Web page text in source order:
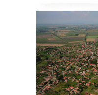
KÉPVISELŐ-TESTÜLET
VÁLASZTÁSI
NEMZETISÉGI